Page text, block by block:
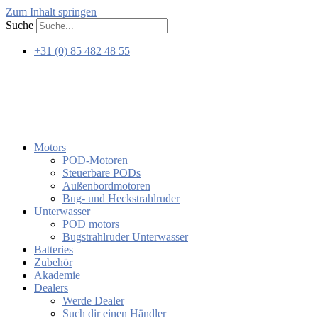
Zum Inhalt springen
Suche
+31 (0) 85 482 48 55
Motors
POD-Motoren
Steuerbare PODs
Außenbordmotoren
Bug- und Heckstrahlruder
Unterwasser
POD motors
Bugstrahlruder Unterwasser
Batteries
Zubehör
Akademie
Dealers
Werde Dealer
Such dir einen Händler